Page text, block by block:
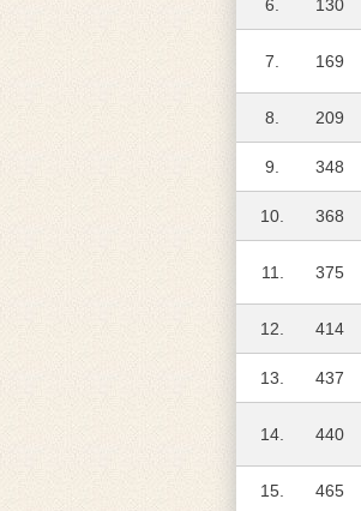
6. 130
7. 169
8. 209
9. 348
10. 368
11. 375
12. 414
13. 437
14. 440
15. 465